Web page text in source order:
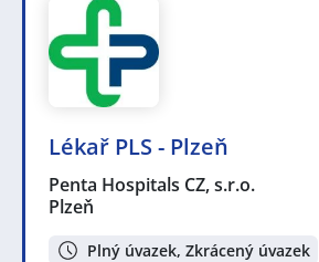
Lékař PLS - Plzeň
Penta Hospitals CZ, s.r.o.
Plzeň
Plný úvazek, Zkrácený úvazek